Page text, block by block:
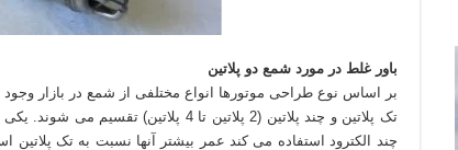
باور غلط در مورد شمع دو پلاتین
بر اساس نوع طراحی موتورها انواع مختلفی از شمع در بازار وجود
تک پلاتین و چند پلاتین (2 پلاتین تا 4
چند الکترود استفاده می کند عمر بیشتر آنها نسبت به تک